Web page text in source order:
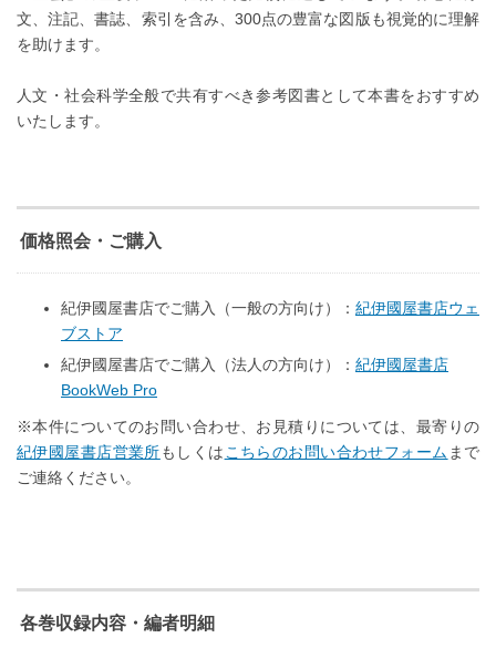
文、注記、書誌、索引を含み、300点の豊富な図版も視覚的に理解
を助けます。
人文・社会科学全般で共有すべき参考図書として本書をおすすめ
いたします。
価格照会・ご購入
紀伊國屋書店でご購入（一般の方向け）： 紀伊國屋書店ウェ
ブストア
紀伊國屋書店でご購入（法人の方向け）： 紀伊國屋書店
BookWeb Pro
※本件についてのお問い合わせ、お見積りについては、最寄りの
紀伊國屋書店営業所もしくは こちらのお問い合わせフォーム まで
ご連絡ください。
各巻収録内容・編者明細